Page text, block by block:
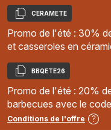
Copier
CERAMETE
Promo de l'été : 30%
et casseroles en
Copier
BBQETE26
Promo de l'été : 20%
barbecues avec le
Conditions de l'offre